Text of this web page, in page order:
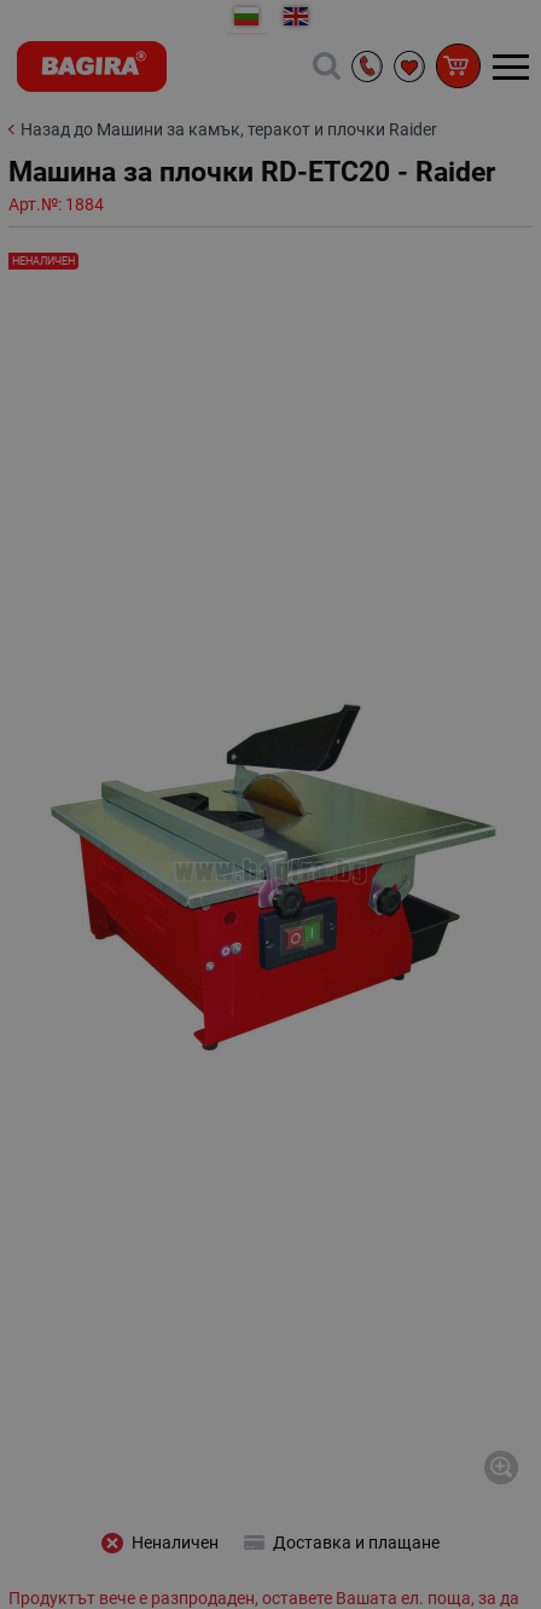
Назад до Машини за камък, теракот и плочки Raider
Машина за плочки RD-ETC20 - Raider
Арт.№: 1884
НЕНАЛИЧЕН
Неналичен Доставка и плащане
Продуктът вече е разпродаден, оставете Вашата ел. поща, за да